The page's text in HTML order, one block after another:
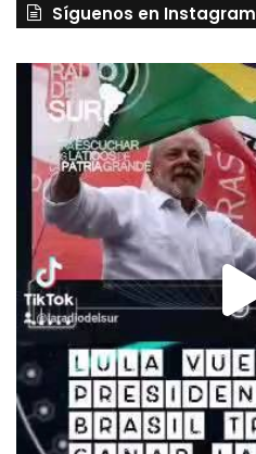
Síguenos en Instagram